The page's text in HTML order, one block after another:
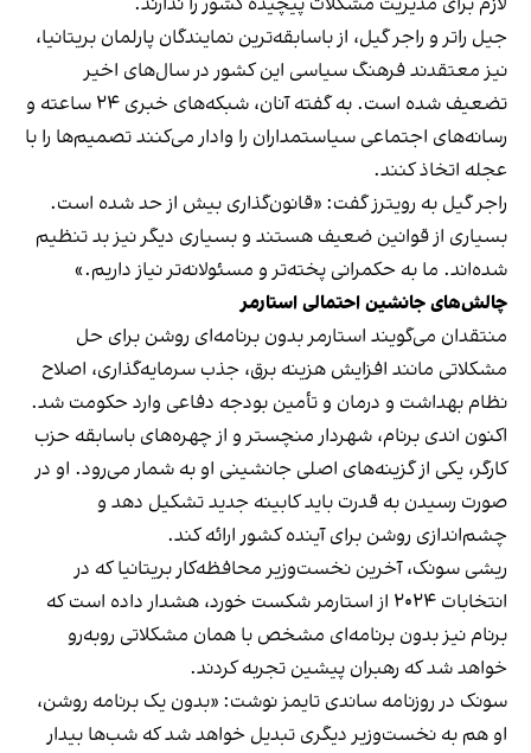
جیل راتر و راجر گیل، از باسابقه‌ترین نمایندگان پارلمان بریتانیا،
نیز معتقدند فرهنگ سیاسی این کشور در سال‌های اخیر
تضعیف شده است. به گفته آنان، شبکه‌های خبری ۲۴ ساعته و
رسانه‌های اجتماعی سیاستمداران را وادار می‌کنند تصمیم‌ها را با
عجله اتخاذ کنند.
راجر گیل به رویترز گفت: «قانون‌گذاری بیش از حد شده است.
بسیاری از قوانین ضعیف هستند و بسیاری دیگر نیز بد تنظیم
شده‌اند. ما به حکمرانی پخته‌تر و مسئولانه‌تر نیاز داریم.»
چالش‌های جانشین احتمالی استارمر
منتقدان می‌گویند استارمر بدون برنامه‌ای روشن برای حل
مشکلاتی مانند افزایش هزینه برق، جذب سرمایه‌گذاری، اصلاح
نظام بهداشت و درمان و تأمین بودجه دفاعی وارد حکومت شد.
اکنون اندی برنام، شهردار منچستر و از چهره‌های باسابقه حزب
کارگر، یکی از گزینه‌های اصلی جانشینی او به شمار می‌رود. او در
صورت رسیدن به قدرت باید کابینه جدید تشکیل دهد و
چشم‌اندازی روشن برای آینده کشور ارائه کند.
ریشی سونک، آخرین نخست‌وزیر محافظه‌کار بریتانیا که در
انتخابات ۲۰۲۴ از استارمر شکست خورد، هشدار داده است که
برنام نیز بدون برنامه‌ای مشخص با همان مشکلاتی روبه‌رو
خواهد شد که رهبران پیشین تجربه کردند.
سونک در روزنامه ساندی تایمز نوشت: «بدون یک برنامه روشن،
او هم به نخست‌وزیر دیگری تبدیل خواهد شد که شب‌ها بیدار